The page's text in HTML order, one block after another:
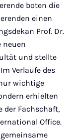
boten die
einen
Prof. Dr.
neuen
und stellte
Verlaufe des
wichtige
erhielten
der Fachschaft,
Office.